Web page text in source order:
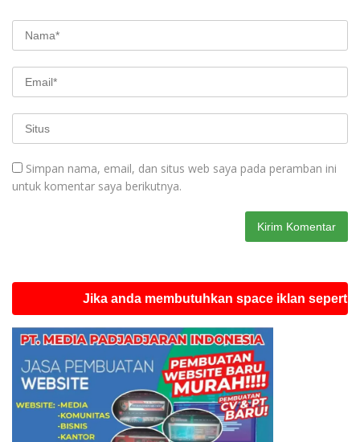
Simpan nama, email, dan situs web saya pada peramban ini
untuk komentar saya berikutnya.
Jika anda membutuhkan space iklan seperti ini